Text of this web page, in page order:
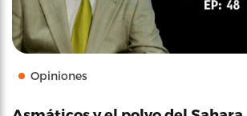
Opiniones